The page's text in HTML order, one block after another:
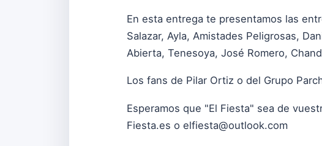
En esta entrega te presentamos las
Salazar, Ayla, Amistades Peligrosas,
Abierta, Tenesoya, José Romero,
Los fans de Pilar Ortiz o del Grupo
Esperamos que "El Fiesta" sea de
Fiesta.es o elfiesta@outlook.com